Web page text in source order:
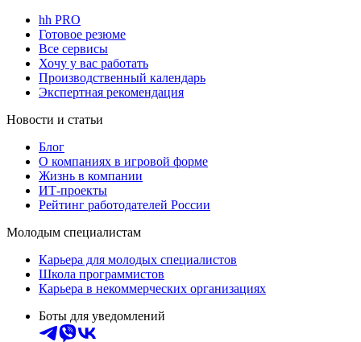
hh PRO
Готовое резюме
Все сервисы
Хочу у вас работать
Производственный календарь
Экспертная рекомендация
Новости и статьи
Блог
О компаниях в игровой форме
Жизнь в компании
ИТ-проекты
Рейтинг работодателей России
Молодым специалистам
Карьера для молодых специалистов
Школа программистов
Карьера в некоммерческих организациях
Боты для уведомлений